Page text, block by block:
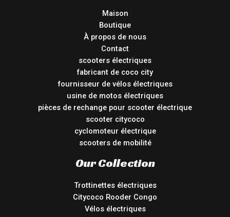
Maison
Boutique
À propos de nous
Contact
scooters électriques
fabricant de coco city
fournisseur de vélos électriques
usine de motos électriques
pièces de rechange pour scooter électrique
scooter citycoco
cyclomoteur électrique
scooters de mobilité
Our Collection
Trottinettes électriques
Citycoco Rooder Congo
Vélos électriques